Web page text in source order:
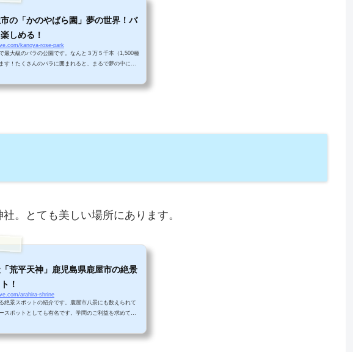
の「かのやばら園」夢の世界！バ
しめる！
kanoya-rose-park
最大級のバラの公園です。なんと３万５千本（1,500種
す！たくさんのバラに囲まれると、まるで夢の中にい
のような美しい非日常の空間で、癒されてみません
。とても美しい場所にあります。
荒平天神」鹿児島県鹿屋市の絶景
！
arahira-shrine
絶景スポットの紹介です。鹿屋市八景にも数えられて
スポットとしても有名です。学問のご利益を求めてい
水港から海岸沿いに南へ約20分ほどドライブしている